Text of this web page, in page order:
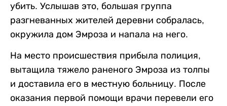
убить. Услышав это, большая группа
разгневанных жителей деревни собралась,
окружила дом Эмроза и напала на него.
На место происшествия прибыла полиция,
вытащила тяжело раненого Эмроза из толпы
и доставила его в местную больницу. После
оказания первой помощи врачи перевели его